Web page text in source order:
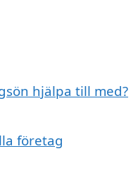
hjälpa till med?
företag